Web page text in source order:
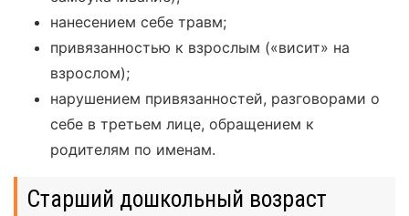
нанесением себе травм;
привязанностью к взрослым («висит» на
взрослом);
нарушением привязанностей, разговорами о
себе в третьем лице, обращением к
родителям по именам.
Старший дошкольный возраст